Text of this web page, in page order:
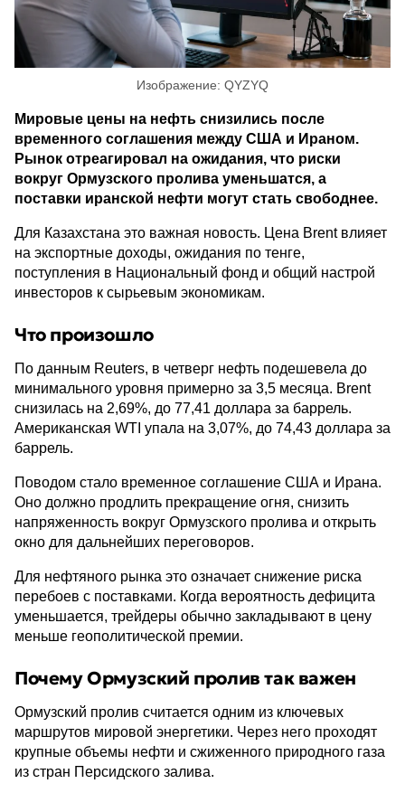
Изображение: QYZYQ
Мировые цены на нефть снизились после
временного соглашения между США и Ираном.
Рынок отреагировал на ожидания, что риски
вокруг Ормузского пролива уменьшатся, а
поставки иранской нефти могут стать свободнее.
Для Казахстана это важная новость. Цена Brent влияет
на экспортные доходы, ожидания по тенге,
поступления в Национальный фонд и общий настрой
инвесторов к сырьевым экономикам.
Что произошло
По данным Reuters, в четверг нефть подешевела до
минимального уровня примерно за 3,5 месяца. Brent
снизилась на 2,69%, до 77,41 доллара за баррель.
Американская WTI упала на 3,07%, до 74,43 доллара за
баррель.
Поводом стало временное соглашение США и Ирана.
Оно должно продлить прекращение огня, снизить
напряженность вокруг Ормузского пролива и открыть
окно для дальнейших переговоров.
Для нефтяного рынка это означает снижение риска
перебоев с поставками. Когда вероятность дефицита
уменьшается, трейдеры обычно закладывают в цену
меньше геополитической премии.
Почему Ормузский пролив так важен
Ормузский пролив считается одним из ключевых
маршрутов мировой энергетики. Через него проходят
крупные объемы нефти и сжиженного природного газа
из стран Персидского залива.